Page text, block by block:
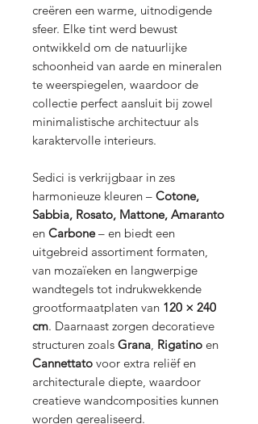
creëren een warme, uitnodigende
sfeer. Elke tint werd bewust
ontwikkeld om de natuurlijke
schoonheid van aarde en mineralen
te weerspiegelen, waardoor de
collectie perfect aansluit bij zowel
minimalistische architectuur als
karaktervolle interieurs.
Sedici is verkrijgbaar in zes
harmonieuze kleuren – Cotone,
Sabbia, Rosato, Mattone, Amaranto
en Carbone– en biedt een
uitgebreid assortiment formaten,
van mozaïeken en langwerpige
wandtegels tot indrukwekkende
grootformaatplaten van 120 × 240
cm. Daarnaast zorgen decoratieve
structuren zoals Grana, Rigatino en
Cannettato voor extra reliëf en
architecturale diepte, waardoor
creatieve wandcomposities kunnen
worden gerealiseerd.